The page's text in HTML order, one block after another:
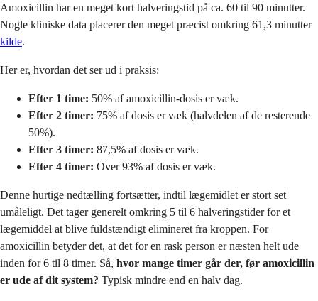
Amoxicillin har en meget kort halveringstid på ca. 60 til 90 minutter.
Nogle kliniske data placerer den meget præcist omkring 61,3 minutter
kilde.
Her er, hvordan det ser ud i praksis:
Efter 1 time: 50% af amoxicillin-dosis er væk.
Efter 2 timer: 75% af dosis er væk (halvdelen af de resterende
50%).
Efter 3 timer: 87,5% af dosis er væk.
Efter 4 timer: Over 93% af dosis er væk.
Denne hurtige nedtælling fortsætter, indtil lægemidlet er stort set
umåleligt. Det tager generelt omkring 5 til 6 halveringstider for et
lægemiddel at blive fuldstændigt elimineret fra kroppen. For
amoxicillin betyder det, at det for en rask person er næsten helt ude
inden for 6 til 8 timer. Så, hvor mange timer går der, før amoxicillin
er ude af dit system? Typisk mindre end en halv dag.